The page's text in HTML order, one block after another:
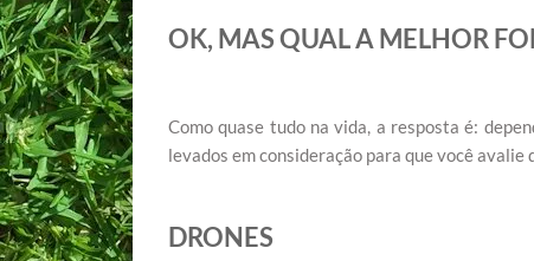
OK, MAS QUAL A MELHOR
Como quase tudo na vida, a resposta é:
levados em consideração para que você avalie
DRONES